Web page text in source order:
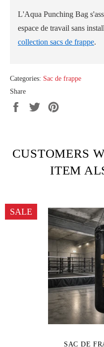
L'Aqua Punching Bag
espace de travail sans
collection sacs de frappe.
Categories: Sac de frappe
Share
Share
Tweet
CUSTOMERS
ITEM
SAC DE
SALE